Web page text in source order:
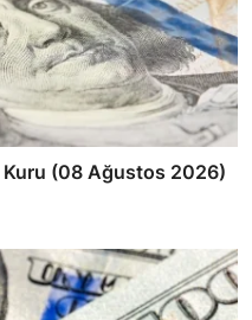
Kuru (08 Ağustos 2026)